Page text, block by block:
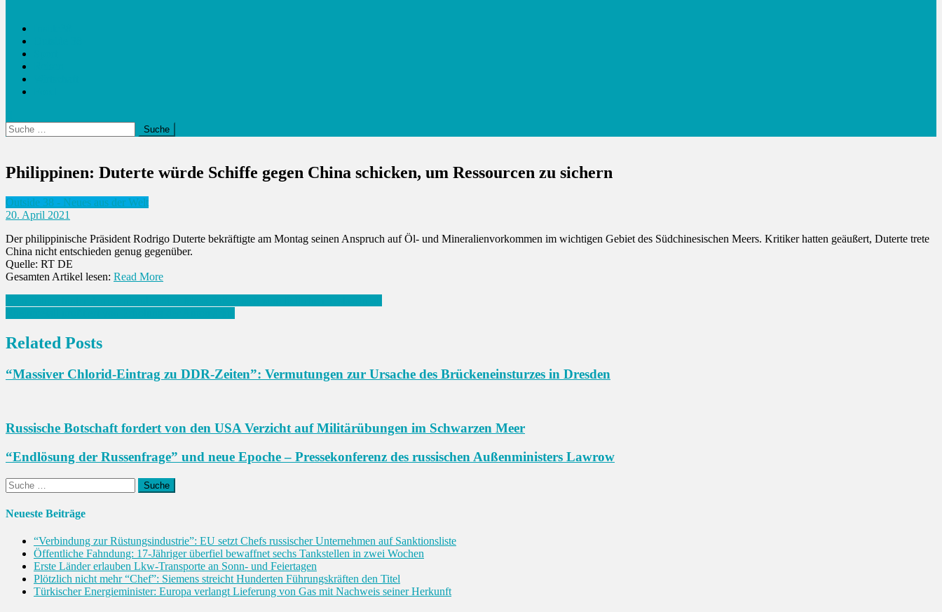
Suche
nach:
Philippinen: Duterte würde Schiffe gegen China schicken, um Ressourcen zu sichern
Outside 38 - Neues aus der Welt
20. April 2021
Der philippinische Präsident Rodrigo Duterte bekräftigte am Montag seinen Anspruch auf Öl- und Mineralienvorkommen im wichtigen Gebiet des Südchinesischen Meers. Kritiker hatten geäußert, Duterte trete
China nicht entschieden genug gegenüber.
Quelle: RT DE
Gesamten Artikel lesen: Read More
Beitrags-
Navigation
Related Posts
“Massiver Chlorid-Eintrag zu DDR-Zeiten”: Vermutungen zur Ursache des Brückeneinsturzes in Dresden
Russische Botschaft fordert von den USA Verzicht auf Militärübungen im Schwarzen Meer
“Endlösung der Russenfrage” und neue Epoche – Pressekonferenz des russischen Außenministers Lawrow
Suche
nach:
Neueste Beiträge
“Verbindung zur Rüstungsindustrie”: EU setzt Chefs russischer Unternehmen auf Sanktionsliste
Öffentliche Fahndung: 17-Jähriger überfiel bewaffnet sechs Tankstellen in zwei Wochen
Erste Länder erlauben Lkw-Transporte an Sonn- und Feiertagen
Plötzlich nicht mehr “Chef”: Siemens streicht Hunderten Führungskräften den Titel
Türkischer Energieminister: Europa verlangt Lieferung von Gas mit Nachweis seiner Herkunft